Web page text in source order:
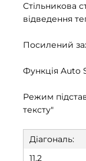
Стільникова
відведення
Посилений
Функція Auto
Режим
тексту"
Діагональ:
11.2